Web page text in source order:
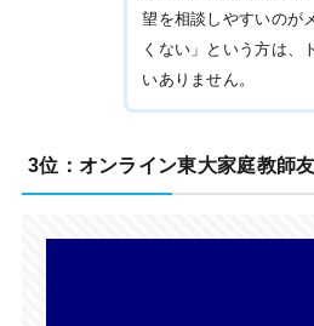
望を相談しやすいのが
くない」という方は、
いありません。
3位：オンライン東大家庭教師